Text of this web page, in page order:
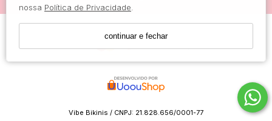
nossa Política de Privacidade
continuar e fechar
Vibe Bikinis / CNPJ: 21.828.656/0001-77